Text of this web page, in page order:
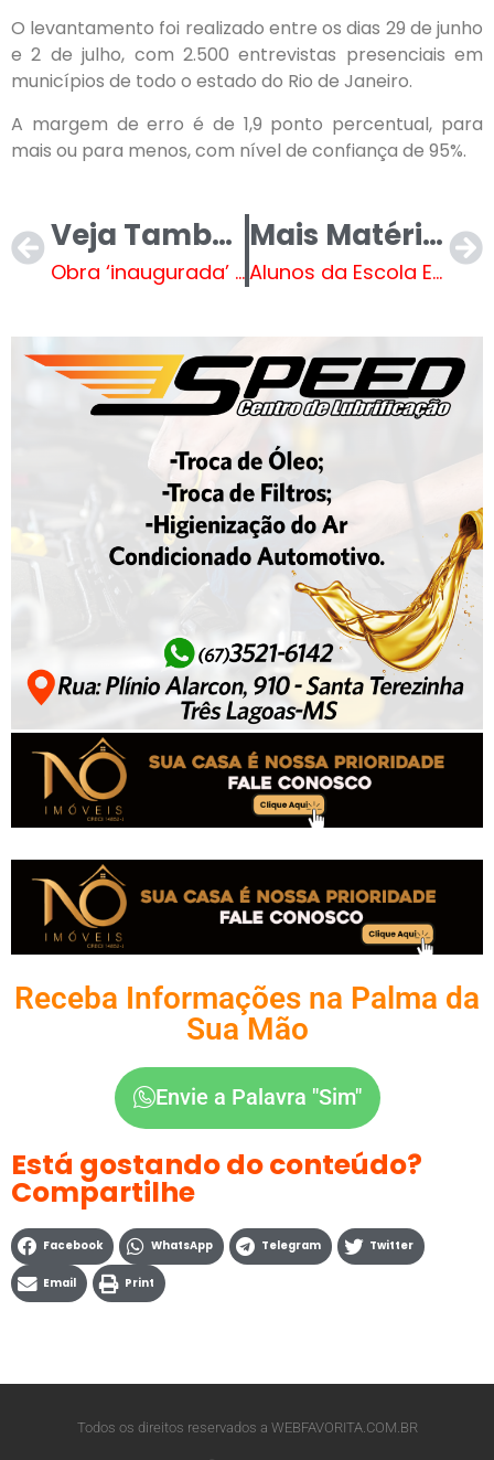
O levantamento foi realizado entre os dias 29 de junho
e 2 de julho, com 2.500 entrevistas presenciais em
municípios de todo o estado do Rio de Janeiro.
A margem de erro é de 1,9 ponto percentual, para
mais ou para menos, com nível de confiança de 95%.
Veja Também
Obra ‘inaugurada’ por Lula na Paraíba já arrebentou
Mais Matérias
Alunos da Escola Estadual Bom Jesus conhecem a história de Três Lagoas em visita à Diretoria de Cultura da SETURC
Receba Informações na Palma da
Sua Mão
Envie a Palavra "Sim"
Está gostando do conteúdo?
Compartilhe
Facebook WhatsApp Telegram Twitter
Email Print
Todos os direitos reservados a WEBFAVORITA.COM.BR